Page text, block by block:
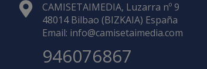
CAMISETAIMEDIA, Luzarra nº 9
48014 Bilbao (BIZKAIA) España
Email: info@camisetaimedia.com
946076867